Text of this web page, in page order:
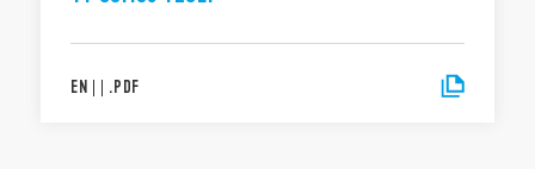
EN | | .PDF